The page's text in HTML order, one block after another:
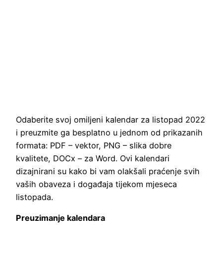
Odaberite svoj omiljeni kalendar za listopad 2022
i preuzmite ga besplatno u jednom od prikazanih
formata: PDF – vektor, PNG – slika dobre
kvalitete, DOCx – za Word. Ovi kalendari
dizajnirani su kako bi vam olakšali praćenje svih
vaših obaveza i događaja tijekom mjeseca
listopada.
Preuzimanje kalendara